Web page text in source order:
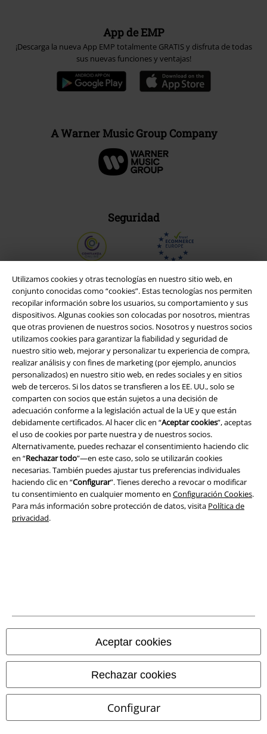
Utilizamos cookies y otras tecnologías en nuestro sitio web, en
conjunto conocidas como “cookies”. Estas tecnologías nos permiten
recopilar información sobre los usuarios, su comportamiento y sus
dispositivos. Algunas cookies son colocadas por nosotros, mientras
que otras provienen de nuestros socios. Nosotros y nuestros socios
utilizamos cookies para garantizar la fiabilidad y seguridad de
nuestro sitio web, mejorar y personalizar tu experiencia de compra,
realizar análisis y con fines de marketing (por ejemplo, anuncios
personalizados) en nuestro sitio web, en redes sociales y en sitios
web de terceros. Si los datos se transfieren a los EE. UU., solo se
comparten con socios que están sujetos a una decisión de
adecuación conforme a la legislación actual de la UE y que están
debidamente certificados. Al hacer clic en “Aceptar cookies”, aceptas
el uso de cookies por parte nuestra y de nuestros socios.
Alternativamente, puedes rechazar el consentimiento haciendo clic
en “Rechazar todo”—en este caso, solo se utilizarán cookies
necesarias. También puedes ajustar tus preferencias individuales
haciendo clic en “Configurar”. Tienes derecho a revocar o modificar
tu consentimiento en cualquier momento en Configuración Cookies.
Para más información sobre protección de datos, visita Política de
privacidad.
Aceptar cookies
Rechazar cookies
Configurar
App de EMP
¡Descarga la nueva App EMP totalmente GRATIS y disfruta de todas
sus nuevas funciones y ventajas!
A Warner Music Group Company
Seguridad
Legal
Términos y Condiciones
Aviso Legal
Ley protección de datos
Eliminación de residuos y protección del medioambiente
Declaración de Conformidad
Todos los precios incluyen el IVA pero no losgastos de transporte
© 1986-2026 E.M.P. Merchandising HGmbH
Tiendas EMP online